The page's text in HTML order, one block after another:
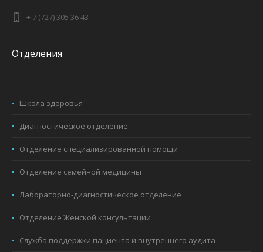
+ 7 (727) 305 36 43
Отделения
Школа здоровья
Диагностическое отделение
Отделение специализированной помощи
Отделение семейной медицины
Лабораторно-диагностическое отделение
Отделение Женской консультации
Служба поддержки пациента и внутреннего аудита